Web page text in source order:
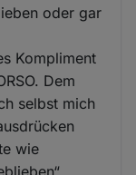
oder gar
Kompliment
Dem
selbst mich
wie